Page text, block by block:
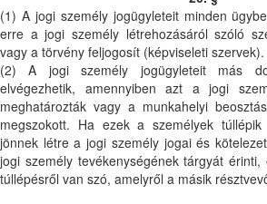
(1) A jogi személy jogügyleteit minden
erre a jogi személy létrehozásáról szóló
vagy a törvény feljogosít (képviseleti szervek).
(2) A jogi személy jogügyleteit más
elvégezhetik, amennyiben azt a jogi
meghatározták vagy a munkahelyi
megszokott. Ha ezek a személyek
jönnek létre a jogi személy jogai és
jogi személy tevékenységének tárgyát
túllépésről van szó, amelyről a másik